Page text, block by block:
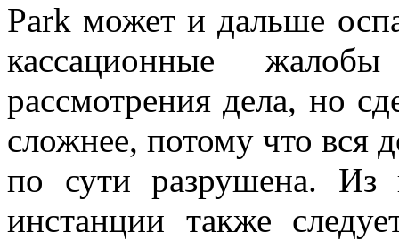
Park может и дальше
кассационные
рассмотрения дела, но
сложнее, потому что вся
по сути разрушена. Из
инстанции также